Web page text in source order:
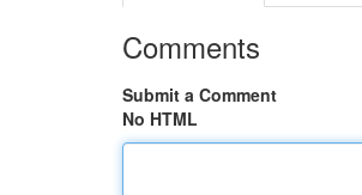
Comments
Submit a Comment
No HTML